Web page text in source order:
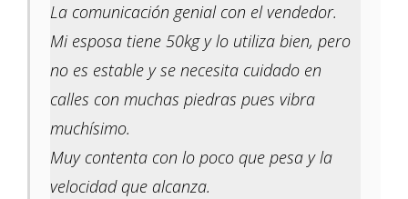
La comunicación genial con el vendedor.
Mi esposa tiene 50kg y lo utiliza bien, pero
no es estable y se necesita cuidado en
calles con muchas piedras pues vibra
muchísimo.
Muy contenta con lo poco que pesa y la
velocidad que alcanza.